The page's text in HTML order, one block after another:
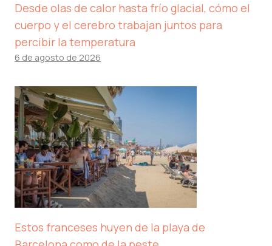
Desde olas de calor hasta frío glacial, cómo el
cuerpo y el cerebro trabajan juntos para
percibir la temperatura
6 de agosto de 2026
Estos franceses huyen de la playa de